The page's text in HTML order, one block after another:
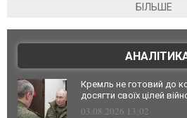
БІЛЬШЕ
Кремль не готовий до
досягти своїх цілей
03.08.2026 13:02